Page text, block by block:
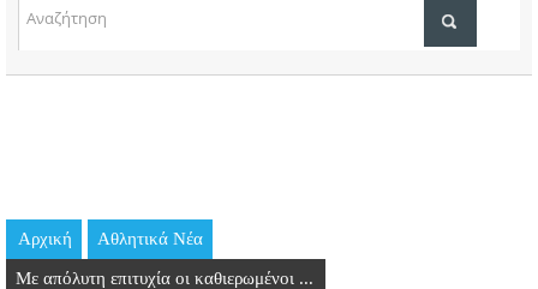
ΤΟΠΙΚΑ ΝΕΑ
ΘΕΣΕΙΣ ΕΡΓΑΣΙΑΣ
Αρχική Αθλητικά Νέα
Με απόλυτη επιτυχία οι καθιερωμένοι ...